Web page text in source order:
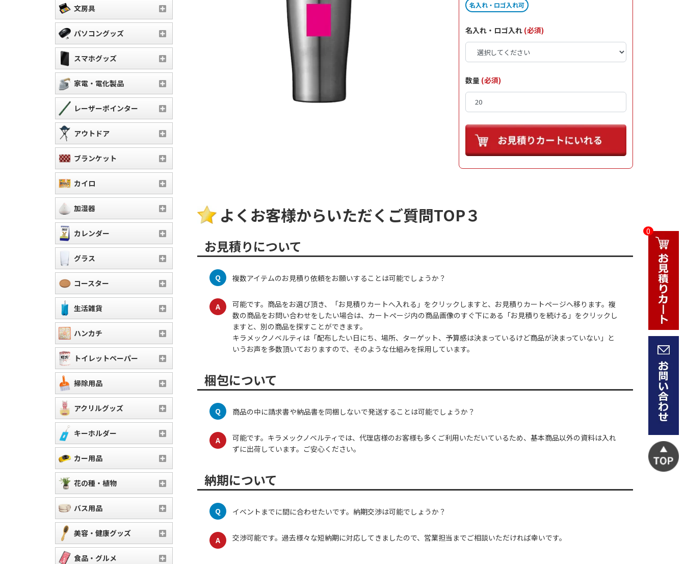
文房具
パソコングッズ
スマホグッズ
家電・電化製品
レーザーポインター
アウトドア
ブランケット
カイロ
加湿器
カレンダー
グラス
コースター
生活雑貨
ハンカチ
トイレットペーパー
掃除用品
アクリルグッズ
キーホルダー
カー用品
花の種・植物
バス用品
美容・健康グッズ
食品・グルメ
名入れ・ロゴ入れ可
名入れ・ロゴ入れ (必須)
数量 (必須)
よくお客様からいただくご質問TOP３
お見積りについて
Q 複数アイテムのお見積り依頼をお願いすることは可能でしょうか？
A
可能です。商品をお選び頂き、「お見積りカートへ入れる」をクリックしますと、お見積りカートページへ移ります。複
数の商品をお問い合わせをしたい場合は、カートページ内の商品画像のすぐ下にある「お見積りを続ける」をクリックし
ますと、別の商品を探すことができます。
キラメックノベルティは「配布したい日にち、場所、ターゲット、予算感は決まっているけど商品が決まっていない」と
いうお声を多数頂いておりますので、そのような仕組みを採用しています。
梱包について
Q 商品の中に請求書や納品書を同梱しないで発送することは可能でしょうか？
A
可能です。キラメックノベルティでは、代理店様のお客様も多くご利用いただいているため、基本商品以外の資料は入れ
ずに出荷しています。ご安心ください。
納期について
Q イベントまでに間に合わせたいです。納期交渉は可能でしょうか？
A 交渉可能です。過去様々な短納期に対応してきましたので、営業担当までご相談いただければ幸いです。
0